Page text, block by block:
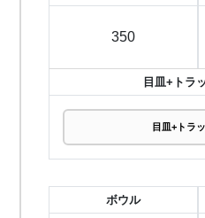
350
目皿+トラ
目皿+トラ
ボウル